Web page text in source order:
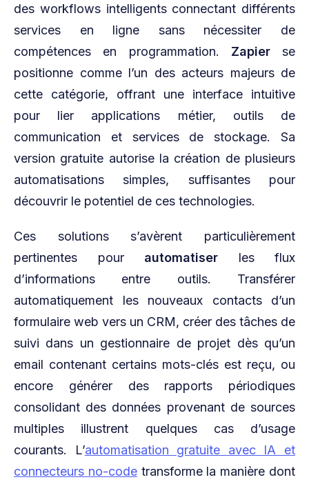
des workflows intelligents connectant différents
services en ligne sans nécessiter de
compétences en programmation. Zapierse
positionne comme l’un des acteurs majeurs de
cette catégorie, offrant une interface intuitive
pour lier applications métier, outils de
communication et services de stockage. Sa
version gratuite autorise la création de plusieurs
automatisations simples, suffisantes pour
découvrir le potentiel de ces technologies.
Ces solutions s’avèrent particulièrement
pertinentes pour automatiser les flux
d’informations entre outils. Transférer
automatiquement les nouveaux contacts d’un
formulaire web vers un CRM, créer des tâches de
suivi dans un gestionnaire de projet dès qu’un
email contenant certains mots-clés est reçu, ou
encore générer des rapports périodiques
consolidant des données provenant de sources
multiples illustrent quelques cas d’usage
courants. L’automatisation gratuite avec IA et
connecteurs no-codetransforme la manière dont